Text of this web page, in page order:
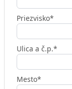
Priezvisko*
Ulica a č.p.*
Mesto*